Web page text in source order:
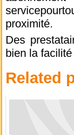
proximité.
Des
bien la
Related